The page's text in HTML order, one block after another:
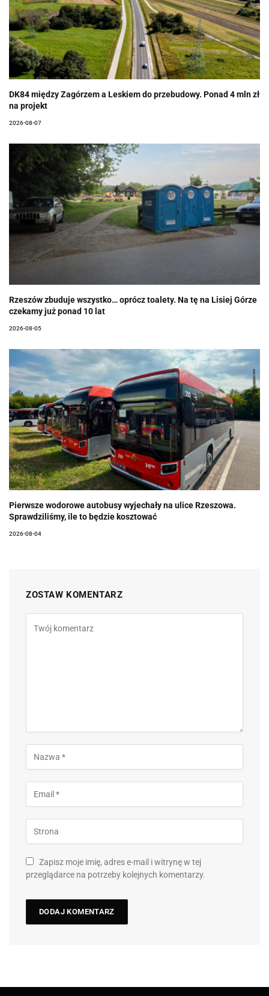
DK84 między Zagórzem a Leskiem do przebudowy. Ponad 4 mln zł
na projekt
2026-08-07
Rzeszów zbuduje wszystko… oprócz toalety. Na tę na Lisiej Górze
czekamy już ponad 10 lat
2026-08-05
Pierwsze wodorowe autobusy wyjechały na ulice Rzeszowa.
Sprawdziliśmy, ile to będzie kosztować
2026-08-04
ZOSTAW KOMENTARZ
Zapisz moje imię, adres e-mail i witrynę w tej
przeglądarce na potrzeby kolejnych komentarzy.